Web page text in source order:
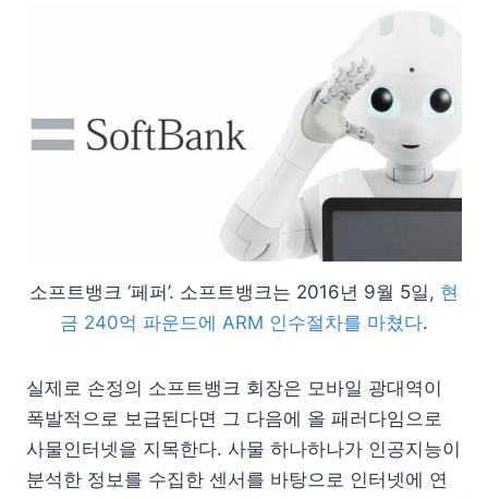
소프트뱅크 ‘페퍼’. 소프트뱅크는 2016년 9월 5일, 현
금 240억 파운드에 ARM 인수절차를 마쳤다.
실제로 손정의 소프트뱅크 회장은 모바일 광대역이
폭발적으로 보급된다면 그 다음에 올 패러다임으로
사물인터넷을 지목한다. 사물 하나하나가 인공지능이
분석한 정보를 수집한 센서를 바탕으로 인터넷에 연